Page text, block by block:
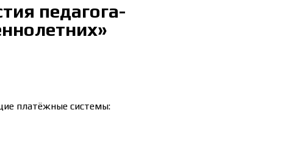
педагога-
платёжные системы: